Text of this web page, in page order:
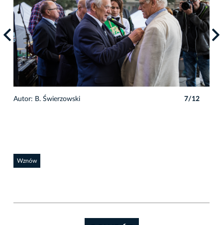
Autor: B. Świerzowski 7/12
Wznów